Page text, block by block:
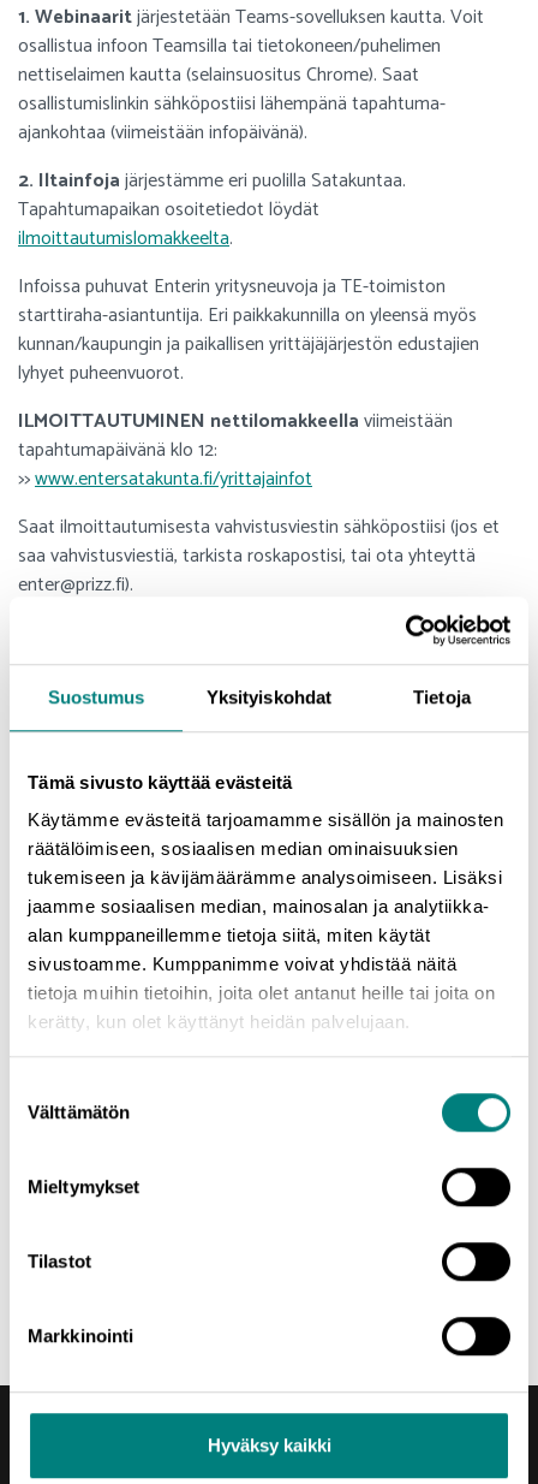
Suostumus Yksityiskohdat Tietoja
Tämä sivusto käyttää evästeitä
Käytämme evästeitä tarjoamamme sisällön ja mainosten
räätälöimiseen, sosiaalisen median ominaisuuksien
tukemiseen ja kävijämäärämme analysoimiseen. Lisäksi
jaamme sosiaalisen median, mainosalan ja analytiikka-
alan kumppaneillemme tietoja siitä, miten käytät
sivustoamme. Kumppanimme voivat yhdistää näitä
tietoja muihin tietoihin, joita olet antanut heille tai joita on
kerätty, kun olet käyttänyt heidän palvelujaan.
valinta
Välttämätön
Mieltymykset
Tilastot
Markkinointi
Hyväksy kaikki
1. Webinaaritjärjestetään Teams-sovelluksen kautta. Voit
osallistua infoon Teamsilla tai tietokoneen/puhelimen
nettiselaimen kautta (selainsuositus Chrome). Saat
osallistumislinkin sähköpostiisi lähempänä tapahtuma-
ajankohtaa (viimeistään infopäivänä).
2. Iltainfojajärjestämme eri puolilla Satakuntaa.
Tapahtumapaikan osoitetiedot löydät
ilmoittautumislomakkeelta.
Infoissa puhuvat Enterin yritysneuvoja ja TE-toimiston
starttiraha-asiantuntija. Eri paikkakunnilla on yleensä myös
kunnan/kaupungin ja paikallisen yrittäjäjärjestön edustajien
lyhyet puheenvuorot.
ILMOITTAUTUMINEN nettilomakkeellaviimeistään
tapahtumapäivänä klo 12:
>>www.entersatakunta.fi/yrittajainfot
Saat ilmoittautumisesta vahvistusviestin sähköpostiisi (jos et
saa vahvistusviestiä, tarkista roskapostisi, tai ota yhteyttä
enter@prizz.fi).
Uusyrityskeskus EnterTM
Satakuntayhteistyössä Prizztech Oy:n, Satakunnan Yrittäjien,
Satakunnan TE-toimiston sekä satakuntalaisten kuntien ja
* * * *
Yrittäjyysinfot teemoittain:
Minustako yrittäjä? -infot| Yleiskatsaus yrittäjyyteen ja
starttirahan hakemiseen sekä tietoa maksuttomista
neuvontapalveluista Satakunnassa (infot järjestetään
webinaareina ja iltainfoina eri paikkakunnilla Satakunnassa)
Mistä idea yrittäjyyteen?| Liikeidean keksiminen, yrittäjäksi
yritysoston kautta, jne. (webinaari)
-Liikeidea 1/2: Ideasta liikeideaksi| Ohjausta liikeidean
Liikeidea 2/2: Liikeideasta suunnitelmaksi
| Mitä kaikkea
(webinaari)
| Käytännön tietoa
sivutoimisesta yrittäjyydestä ja kevytyrittäjyydestä (webinaari)